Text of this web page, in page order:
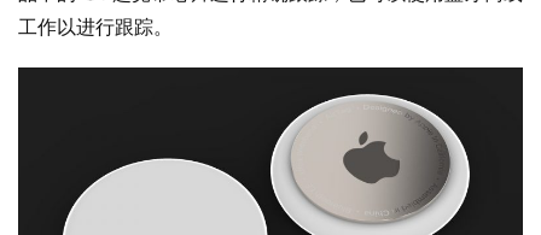
工作以进行跟踪。